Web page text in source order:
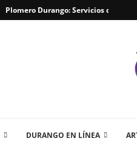
Plomero Durango: Servicios de
DURANGO EN LÍNEA